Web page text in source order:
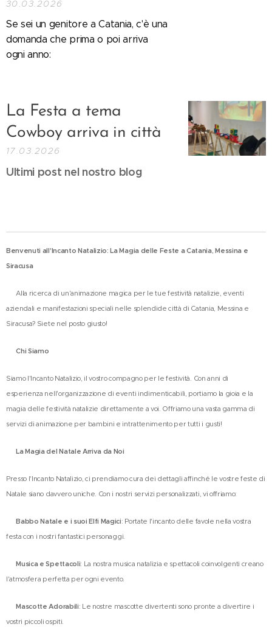
30.03.2026
Se sei un genitore a Catania, c'è una
domanda che prima o poi arriva
ogni anno:
La Festa a tema
Cowboy arriva in città
17.03.2026
Ultimi post nel nostro blog
Benvenuti all'Incanto Natalizio: La Magia delle Feste a Catania, Messina e
Siracusa
🎄 Alla ricerca di un'animazione magica per le tue festività natalizie, eventi
aziendali e manifestazioni speciali nelle splendide città di Catania, Messina e
Siracusa? Siete nel posto giusto!
🌟Chi Siamo
Siamo l'Incanto Natalizio, il vostro compagno per le festività. Con anni di
esperienza nell'organizzazione di eventi indimenticabili, portiamo la gioia e la
magia delle festività natalizie direttamente a voi. Offriamo una vasta gamma di
servizi di animazione per bambini e intrattenimento per tutti i gusti!
🎅La Magia del Natale Arriva da Noi
Presso l'Incanto Natalizio, ci prendiamo cura dei dettagli affinché le vostre feste di
Natale siano davvero uniche. Con i nostri servizi personalizzati, vi offriamo:
✨Babbo Natale e i suoi Elfi Magici: Portate l'incanto delle favole nella vostra
festa con i nostri fantastici personaggi.
🎤Musica e Spettacoli: La nostra musica natalizia e spettacoli coinvolgenti creano
l'atmosfera perfetta per ogni evento.
🎁Mascotte Adorabili: Le nostre mascotte divertenti sono pronte a divertire i
vostri piccoli ospiti.